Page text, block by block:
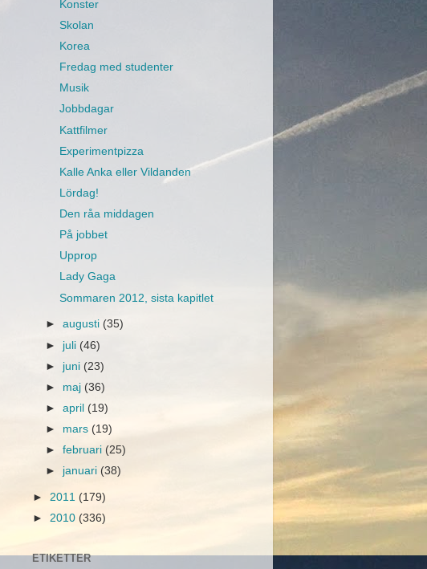
Konster
Skolan
Korea
Fredag med studenter
Musik
Jobbdagar
Kattfilmer
Experimentpizza
Kalle Anka eller Vildanden
Lördag!
Den råa middagen
På jobbet
Upprop
Lady Gaga
Sommaren 2012, sista kapitlet
►augusti (35)
► juli (46)
► juni (23)
► maj (36)
►april (19)
► mars(19)
►februari (25)
► januari (38)
► 2011 (179)
► 2010 (336)
ETIKETTER